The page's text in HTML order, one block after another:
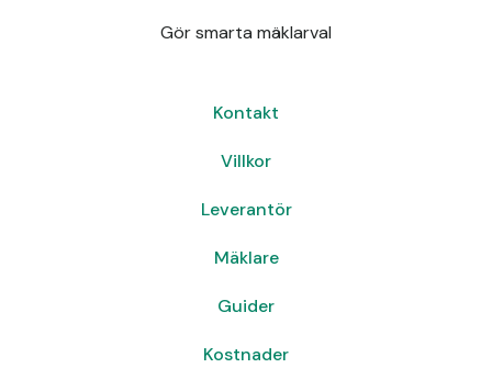
Gör smarta mäklarval
Kontakt
Villkor
Leverantör
Mäklare
Guider
Kostnader